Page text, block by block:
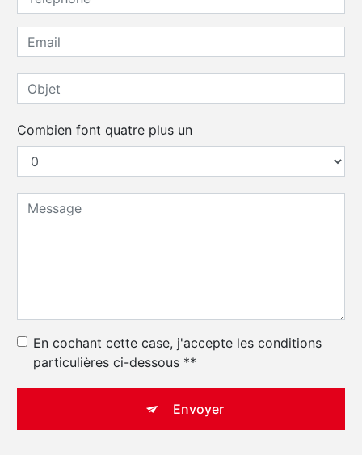
Combien font quatre plus un
En cochant cette case, j'accepte les conditions
particulières ci-dessous **
Envoyer